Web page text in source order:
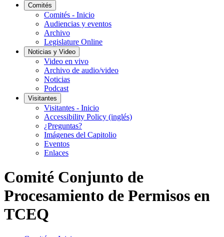
Comités
Comités - Inicio
Audiencias y eventos
Archivo
Legislature Online
Noticias y Video
Video en vivo
Archivo de audio/video
Noticias
Podcast
Visitantes
Visitantes - Inicio
Accessibility Policy (inglés)
¿Preguntas?
Imágenes del Capitolio
Eventos
Enlaces
Comité Conjunto de
Procesamiento de Permisos en
TCEQ